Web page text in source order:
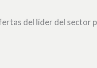
del líder del sector